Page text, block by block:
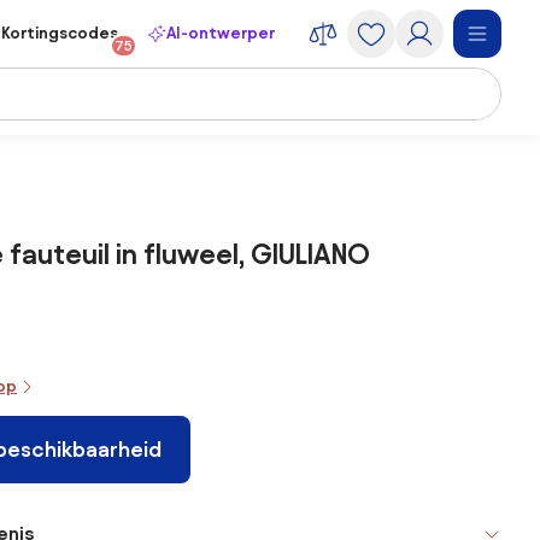
Kortingscodes
75
AI-ontwerper
in fluweel, GIULIANO